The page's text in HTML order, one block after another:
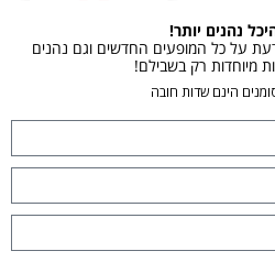
נהנים יותר!
על כל המופעים החדשים וגם נהנים
מיוחדות רק בשבילם!
הינם שדות חובה